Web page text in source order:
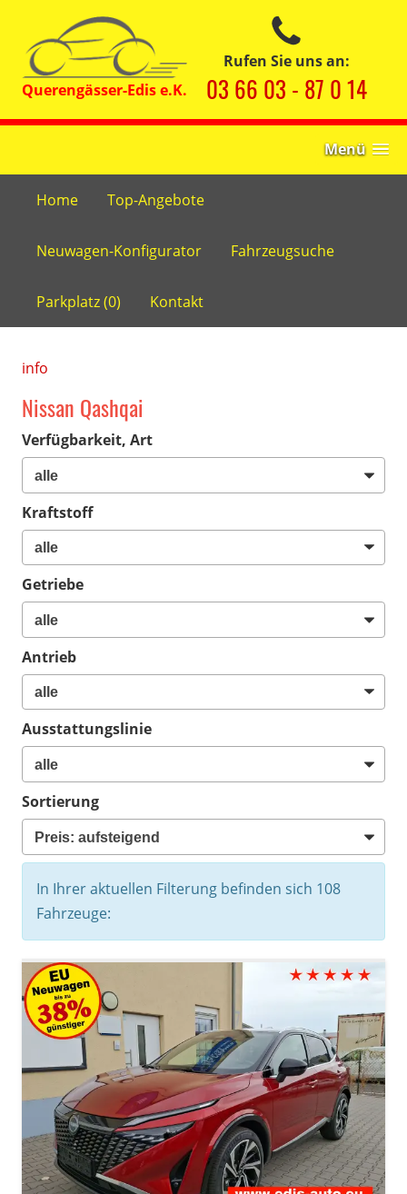
Rufen Sie uns an:
03 66 03 - 87 0 14
Menü
Home Top-Angebote
Neuwagen-Konfigurator Fahrzeugsuche
Parkplatz (0) Kontakt
info
Nissan Qashqai
Verfügbarkeit, Art
Kraftstoff
Getriebe
Antrieb
Ausstattungslinie
Sortierung
In Ihrer aktuellen Filterung befinden sich 108
Fahrzeuge: